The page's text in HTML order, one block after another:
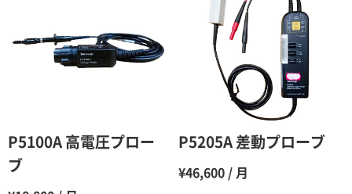
47％（割引率53％）
12ヶ月 45％（割引率55％）
P5100A 高電圧プロー
ブ
P5205A 差動プローブ
¥46,600 / 月